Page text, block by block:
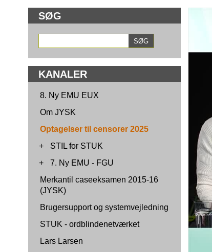
SØG
KANALER
8. Ny EMU EUX
Om JYSK
Optagelser til censorer 2025
+
STIL for STUK
+
7. Ny EMU - FGU
Merkantil caseeksamen 2015-16
(JYSK)
Brugersupport og systemvejledning
STUK - ordblindenetværket
Lars Larsen